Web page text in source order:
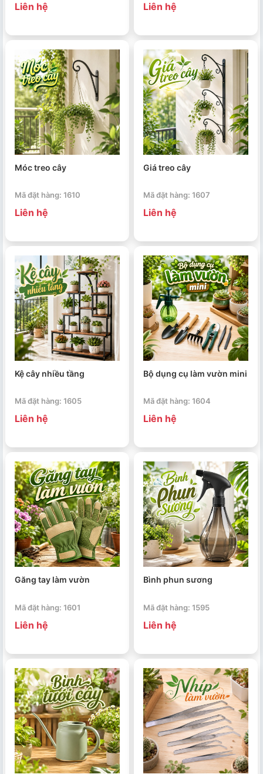
Liên hệ Liên hệ
Móc treo cây
Mã đặt hàng: 1610
Liên hệ
Giá treo cây
Mã đặt hàng: 1607
Liên hệ
Kệ cây nhiều tầng
Mã đặt hàng: 1605
Liên hệ
Bộ dụng cụ làm vườn mini
Mã đặt hàng: 1604
Liên hệ
Găng tay làm vườn
Mã đặt hàng: 1601
Liên hệ
Bình phun sương
Mã đặt hàng: 1595
Liên hệ